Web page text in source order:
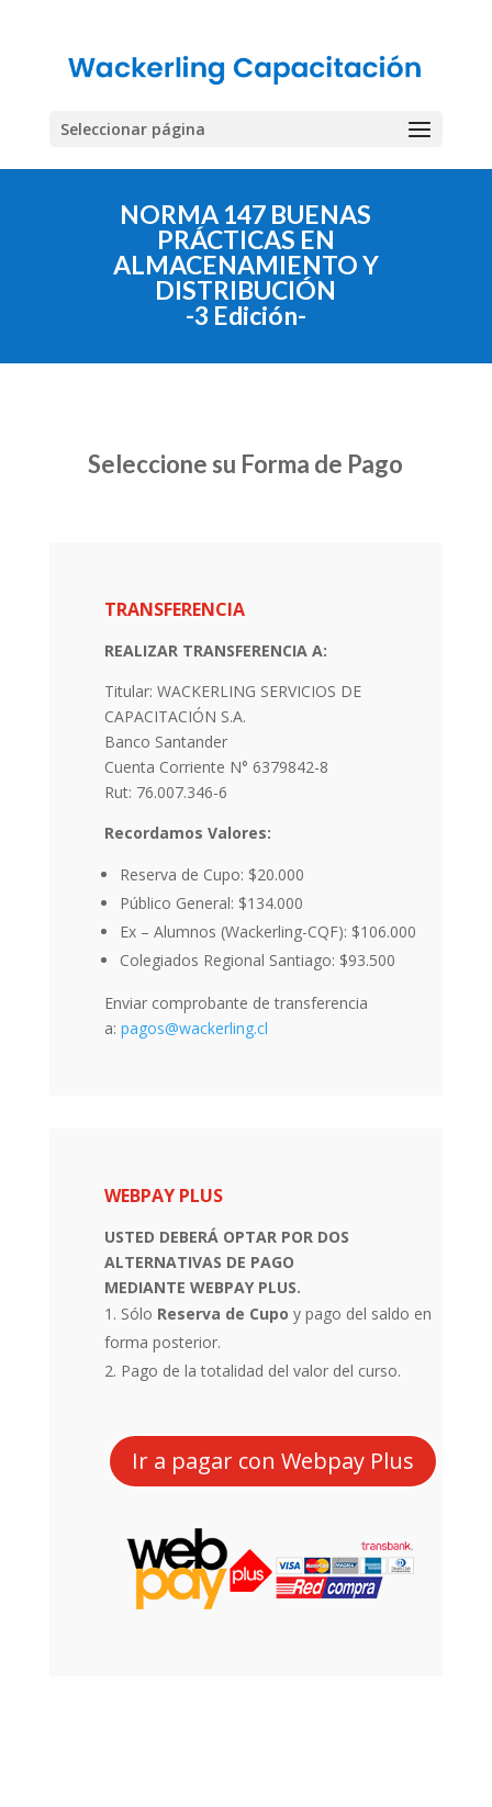
Seleccionar página
NORMA 147 BUENAS
PRÁCTICAS EN
ALMACENAMIENTO Y
DISTRIBUCIÓN
-3 Edición-
Seleccione su Forma de Pago
TRANSFERENCIA
REALIZAR TRANSFERENCIA A:
Titular: WACKERLING SERVICIOS DE
CAPACITACIÓN S.A.
Banco Santander
Cuenta Corriente N° 6379842-8
Rut: 76.007.346-6
Recordamos Valores:
Reserva de Cupo: $20.000
Público General: $134.000
Ex – Alumnos (Wackerling-CQF): $106.000
Colegiados Regional Santiago: $93.500
Enviar comprobante de transferencia
a: pagos@wackerling.cl
WEBPAY PLUS
USTED DEBERÁ OPTAR POR DOS
ALTERNATIVAS DE PAGO
MEDIANTE WEBPAY PLUS.
Sólo Reserva de Cupo y pago del saldo en
forma posterior.
Pago de la totalidad del valor del curso.
Ir a pagar con Webpay Plus